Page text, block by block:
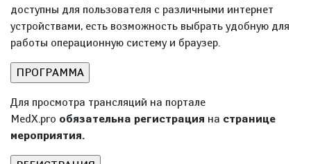
доступны для пользователя с различными интернет
устройствами, есть возможность выбрать удобную для
работы операционную систему и браузер.
Для просмотра трансляций на портале
MedX.pro обязательна регистрация на странице
мероприятия.